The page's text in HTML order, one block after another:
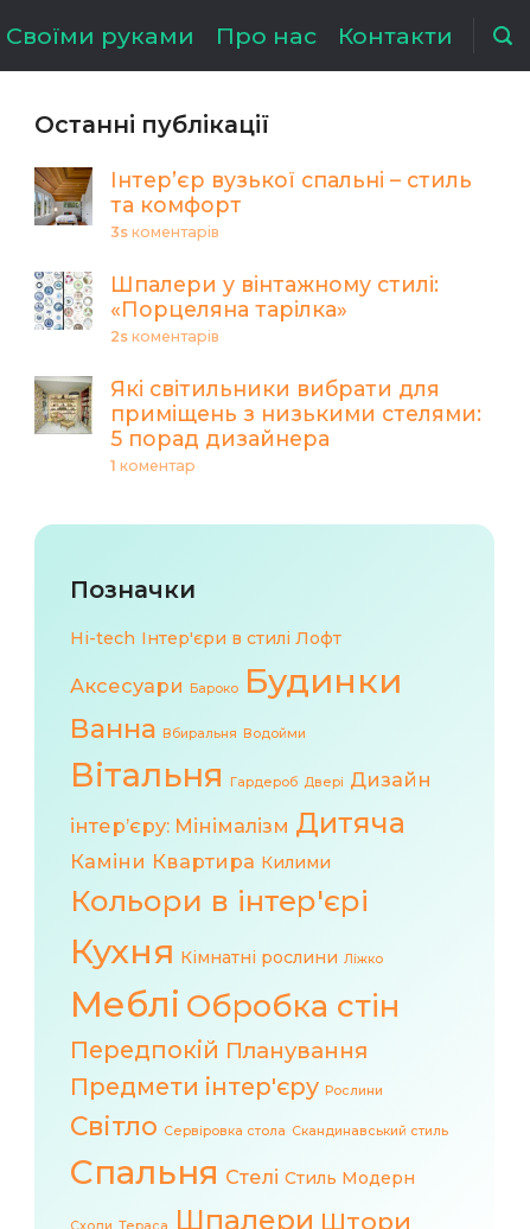
Своїми руками Про нас Контакти
Останні публікації
Інтер’єр вузької спальні – стиль
та комфорт
3s коментарів
Шпалери у вінтажному стилі:
«Порцеляна тарілка»
2s коментарів
Які світильники вибрати для
приміщень з низькими стелями:
5 порад дизайнера
1 коментар
Позначки
Hi-tech Інтер'єри в стилі Лофт
Аксесуари Бароко Будинки
Ванна Вбиральня Водойми
Вітальня Гардероб Двері Дизайн
інтер’єру: Мінімалізм Дитяча
Каміни Квартира Килими
Кольори в інтер'єрі
Кухня Кімнатні рослини Ліжко
Меблі Обробка стін
Передпокій Планування
Предмети інтер'єру Рослини
Світло Сервіровка стола Скандинавський стиль
Спальня Стелі Стиль Модерн
Шпалери Штори